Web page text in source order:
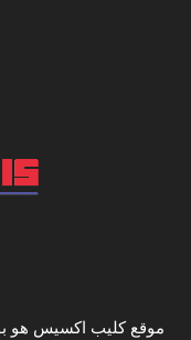
موقع كليب اكسيس هو